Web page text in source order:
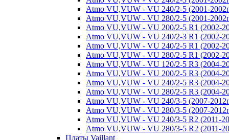
Atmo VU,VUW - VU 240/2-5 (2001-
Atmo VU,VUW - VU 280/2-5 (2001-
Atmo VU,VUW - VU 200/2-5 R1 (2002-
Atmo VU,VUW - VU 240/2-3 R1 (2002-
Atmo VU,VUW - VU 240/2-5 R1 (2002-
Atmo VU,VUW - VU 280/2-5 R1 (2002-
Atmo VU,VUW - VU 120/2-5 R3 (2004-
Atmo VU,VUW - VU 200/2-5 R3 (2004-
Atmo VU,VUW - VU 240/2-5 R3 (2004-
Atmo VU,VUW - VU 280/2-5 R3 (2004-
Atmo VU,VUW - VU 240/3-5 (2007-
Atmo VU,VUW - VU 280/3-5 (2007-
Atmo VU,VUW - VU 240/3-5 R2 (2011-
Atmo VU,VUW - VU 280/3-5 R2 (2011-
Платы Vaillant